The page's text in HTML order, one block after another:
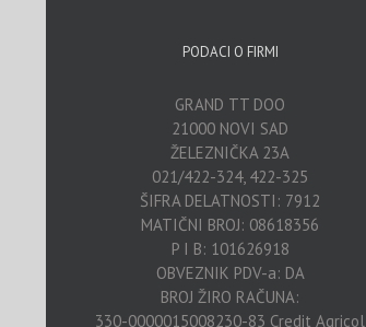
PODACI O FIRMI
GRAND TT DOO
21000 NOVI SAD
ŽELEZNIČKA 23A
021/422-324, 422-325
ŠIFRA DELATNOSTI: 7912
MATIČNI BROJ: 08618356
P I B: 101626918
OBVEZNIK PDV-a: DA
BROJ ŽIRO RAČUNA:
330-0000015008230-83 Credit Agricol